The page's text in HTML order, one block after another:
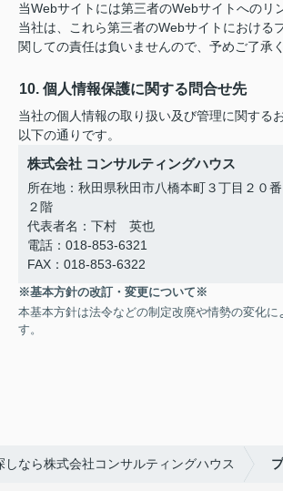
当Webサイトには第三者のWebサイトへのリ
当社は、これら第三者のWebサイトにおける
関しての責任は負いませんので、予めご了承
10. 個人情報保護に関する問合せ先
当社の個人情報の取り扱い及び管理に関する
以下の通りです。
株式会社 コンサルティングハウス
所在地：秋田県秋田市八橋本町３丁目２０
２階
代表者名：下村 英也
電話：018-853-6321
FAX：018-853-6322
※基本方針の改訂・変更について※
本基本方針は法令などの制定改廃や情勢の変化に
す。
なら株式会社コンサルティングハウス